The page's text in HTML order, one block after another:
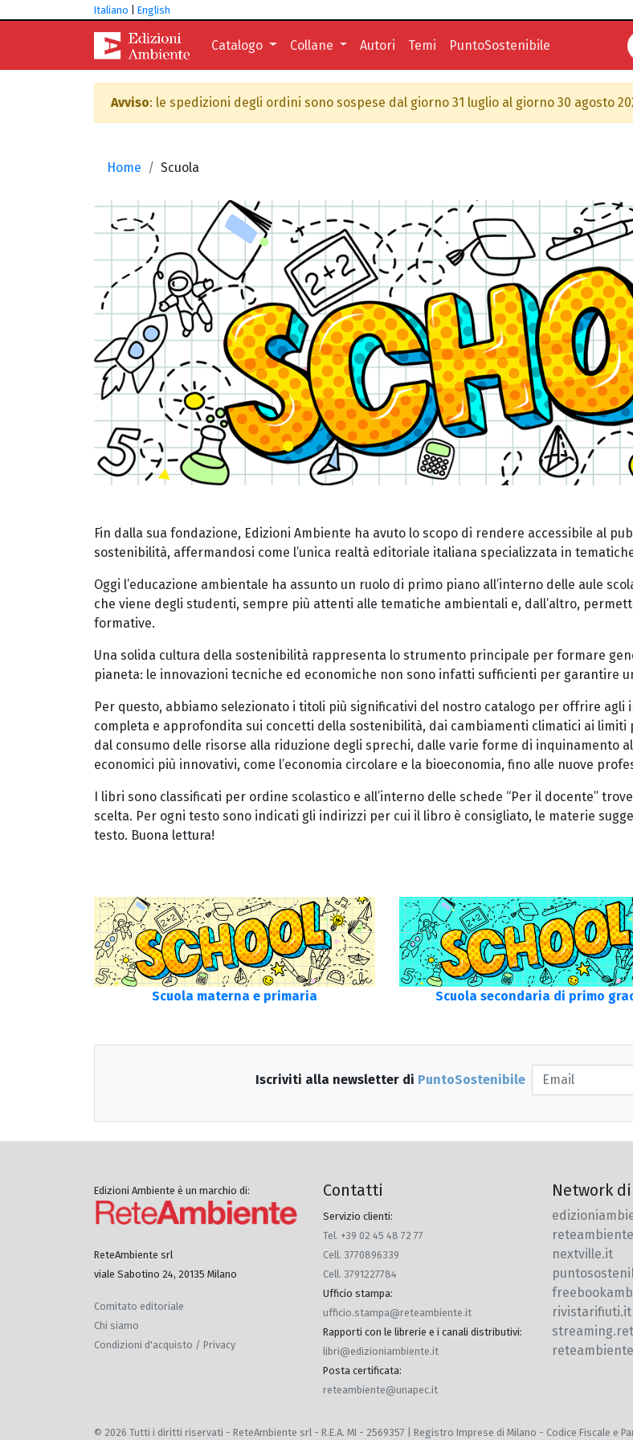
Italiano English
Catalogo Collane Autori Temi PuntoSostenibile
Avviso: le spedizioni degli ordini sono sospese dal giorno 31 luglio al giorno 30 agosto
Home Scuola
Fin dalla sua fondazione, Edizioni Ambiente ha avuto lo scopo di rendere accessibile al
sostenibilità, affermandosi come l’unica realtà editoriale italiana specializzata in
Oggi l’educazione ambientale ha assunto un ruolo di primo piano all’interno delle aule
che viene degli studenti, sempre più attenti alle tematiche ambientali e, dall’altro,
formative.
Una solida cultura della sostenibilità rappresenta lo strumento principale per formare
pianeta: le innovazioni tecniche ed economiche non sono infatti sufficienti per garantire
Per questo, abbiamo selezionato i titoli più significativi del nostro catalogo per offrire
completa e approfondita sui concetti della sostenibilità, dai cambiamenti climatici ai
dal consumo delle risorse alla riduzione degli sprechi, dalle varie forme di inquinamento
economici più innovativi, come l’economia circolare e la bioeconomia, fino alle nuove
I libri sono classificati per ordine scolastico e all’interno delle schede “Per il docente”
scelta. Per ogni testo sono indicati gli indirizzi per cui il libro è consigliato, le materie
testo. Buona lettura!
Scuola materna e primaria Scuola secondaria di primo
Iscriviti alla newsletter di PuntoSostenibile
Edizioni Ambiente è un marchio di:
ReteAmbiente srl
viale Sabotino 24, 20135 Milano
Comitato editoriale
Chi siamo
Condizioni d'acquisto / Privacy
Contatti
Servizio clienti:
Tel. +39 02 45 48 72 77
Cell. 3770896339
Cell. 3791227784
Ufficio stampa:
ufficio.stampa@reteambiente.it
Rapporti con le librerie e i canali distributivi:
libri@edizioniambiente.it
Posta certificata:
reteambiente@unapec.it
Network
nextville.it
rivistarifiuti.it
© 2026 Tutti i diritti riservati - ReteAmbiente srl - R.E.A. MI - 2569357 | Registro Imprese di Milano - Codice Fiscale e